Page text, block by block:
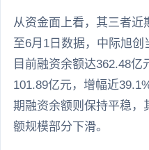
从资金面上看，其三者
至6月1日数据，中际旭创
目前融资余额达362.48
101.89亿元，增幅近
期融资余额则保持平稳，
额规模部分下滑。